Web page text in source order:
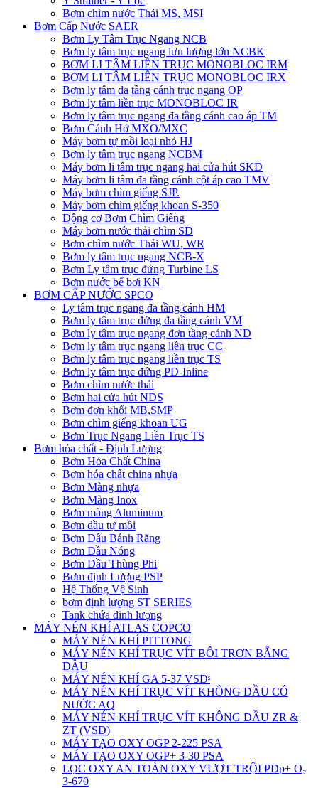
Bơm chìm nước Thải MS, MSI
Bơm Cấp Nước SAER
Bơm Ly Tâm Trục Ngang NCB
Bơm ly tâm trục ngang lưu lượng lớn NCBK
BƠM LI TÂM LIỀN TRỤC MONOBLOC IRM
BƠM LI TÂM LIỀN TRỤC MONOBLOC IRX
Bơm ly tâm đa tầng cánh trục ngang OP
Bơm ly tâm liền trục MONOBLOC IR
Bơm ly tâm trục ngang đa tầng cánh cao áp TM
Bơm Cánh Hở MXO/MXC
Máy bơm tự mồi loại nhỏ HJ
Bơm ly tâm trục ngang NCBM
Máy bơm li tâm trục ngang hai cửa hút SKD
​Máy bơm li tâm đa tầng cánh cột áp cao TMV
Máy bơm chìm giếng SJP.
Máy bơm chìm giếng khoan S-350
Động cơ Bơm Chìm Giếng
​Máy bơm nước thải chìm SD
Bơm chìm nước Thải WU, WR
Bơm ly tâm trục ngang NCB-X
Bơm Ly tâm trục đứng Turbine LS
Bơm nước bể bơi KN
BƠM CẤP NƯỚC SPCO
Ly tâm trục ngang đa tầng cánh HM
Bơm ly tâm trục đứng đa tầng cánh VM
Bơm ly tâm trục ngang đơn tầng cánh ND
Bơm ly tâm trục ngang liền trục CC
Bơm ly tâm trục ngang liền trục TS
Bơm ly tâm trục đứng PD-Inline
Bơm chìm nước thải
Bơm hai cửa hút NDS
Bơm đơn khối MB,SMP
Bơm chìm giếng khoan UG
Bơm Trục Ngang Liền Trục TS
Bơm hóa chất - Định Lượng
Bơm Hóa Chất China
Bơm hóa chất china nhựa
Bơm Màng nhựa
Bơm Màng Inox
Bơm màng Aluminum
Bơm dầu tự mồi
Bơm Dầu Bánh Răng
Bơm Dầu Nóng
Bơm Dầu Thùng Phi
Bơm định Lượng PSP
Hệ Thống Vệ Sinh
bơm định lượng ST SERIES
Tank chứa đinh lượng
MÁY NÉN KHÍ ATLAS COPCO
MÁY NÉN KHÍ PITTONG
MÁY NÉN KHÍ TRỤC VÍT BÔI TRƠN BẰNG
DẦU
MÁY NÉN KHÍ GA 5-37 VSDˢ
MÁY NÉN KHÍ TRỤC VÍT KHÔNG DẦU CÓ
NƯỚC AQ
MÁY NÉN KHÍ TRỤC VÍT KHÔNG DẦU ZR &
ZT (VSD)
MÁY TẠO OXY OGP 2-225 PSA
MÁY TẠO OXY OGP+ 3-30 PSA
LỌC OXY AN TOÀN OXY VƯỢT TRỘI PDp+ O₂
3-670